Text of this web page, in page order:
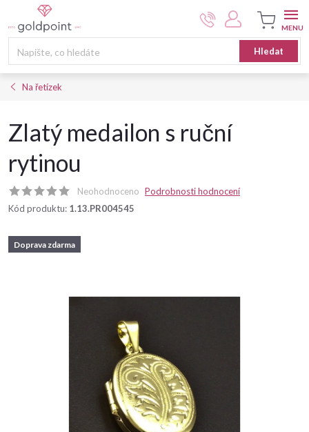
na
Hledat
Nákupní
košík
Na řetízek
Zlatý medailon s ruční
rytinou
Neohodnoceno Podrobnosti hodnocení
Kód produktu: 1.13.PR004545
Doprava zdarma